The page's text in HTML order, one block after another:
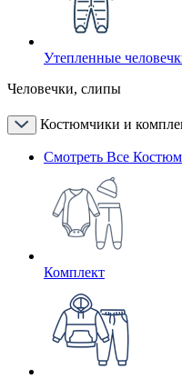
Утепленные
Человечки, слипы
Костюмчики и
Смотреть Все
Комплект